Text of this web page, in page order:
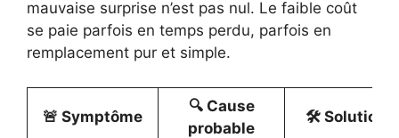
mauvaise surprise n’est pas nul. Le faible coût
se paie parfois en temps perdu, parfois en
remplacement pur et simple.
🚨 Symptôme
🔍 Cause
probable
🛠️ Solution